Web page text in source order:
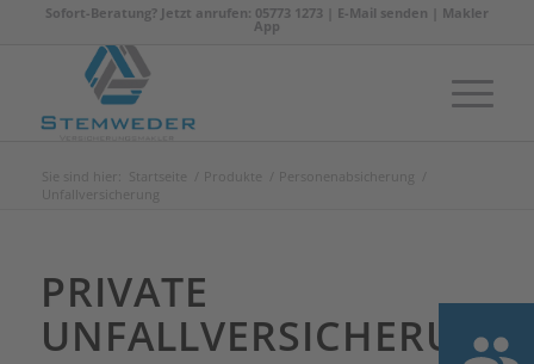
Sofort-Beratung? Jetzt anrufen: 05773 1273 | E-Mail senden Makler
App
Sie sind hier: Startseite Produkte Personenabsicherung
Unfallversicherung
PRIVATE
UNFALLVERSICHERUNG